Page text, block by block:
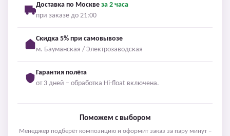
Доставка по Москве за 2 часа
при заказе до 21:00
Скидка 5% при самовывозе
м. Бауманская / Электрозаводская
Гарантия полёта
от 3 дней – обработка Hi-float включена.
Поможем с выбором
Менеджер подберёт композицию и оформит заказ за пару минут –